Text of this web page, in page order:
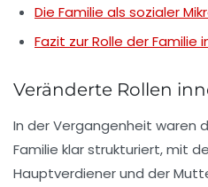
Die Familie als sozialer
Fazit zur Rolle der Familie
Veränderte Rollen
In der Vergangenheit waren
Familie klar strukturiert, mit
Hauptverdiener und der